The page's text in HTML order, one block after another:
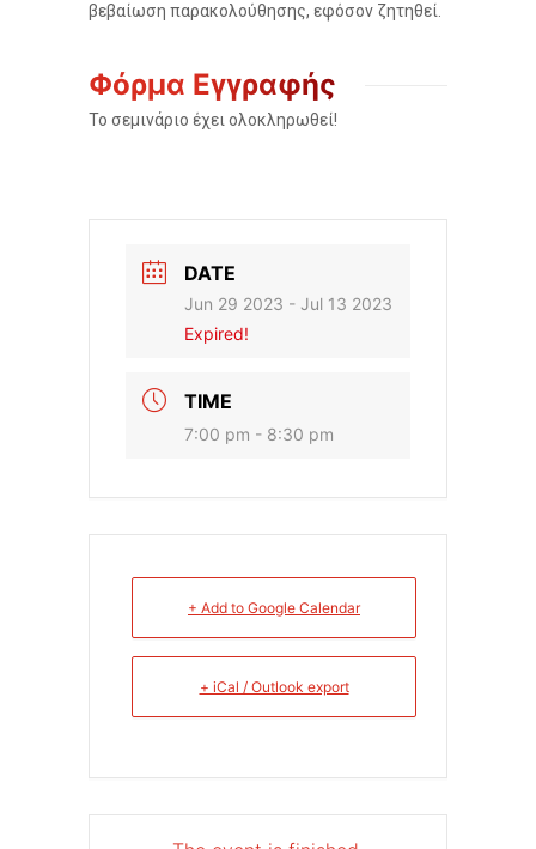
βεβαίωση παρακολούθησης, εφόσον ζητηθεί.
Φόρμα Εγγραφής
Το σεμινάριο έχει ολοκληρωθεί!
DATE
Jun 29 2023 - Jul 13 2023
Expired!
TIME
7:00 pm - 8:30 pm
+ Add to Google Calendar
+ iCal / Outlook export